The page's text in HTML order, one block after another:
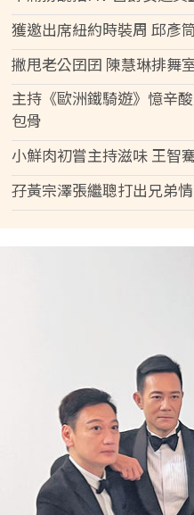
獲邀出席紐約時裝周 邱彥
撇甩老公囝囝 陳慧琳排舞
主持《歐洲鐵騎遊》憶辛
包骨
小鮮肉初嘗主持滋味 王智
孖黃宗澤張繼聰打出兄弟